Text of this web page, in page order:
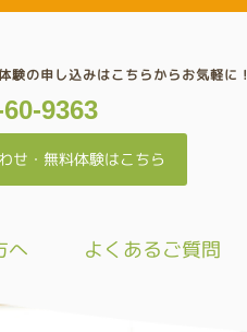
験の申し込みはこちらからお気軽に！
9363
せ・無料体験はこちら
へ よくあるご質問